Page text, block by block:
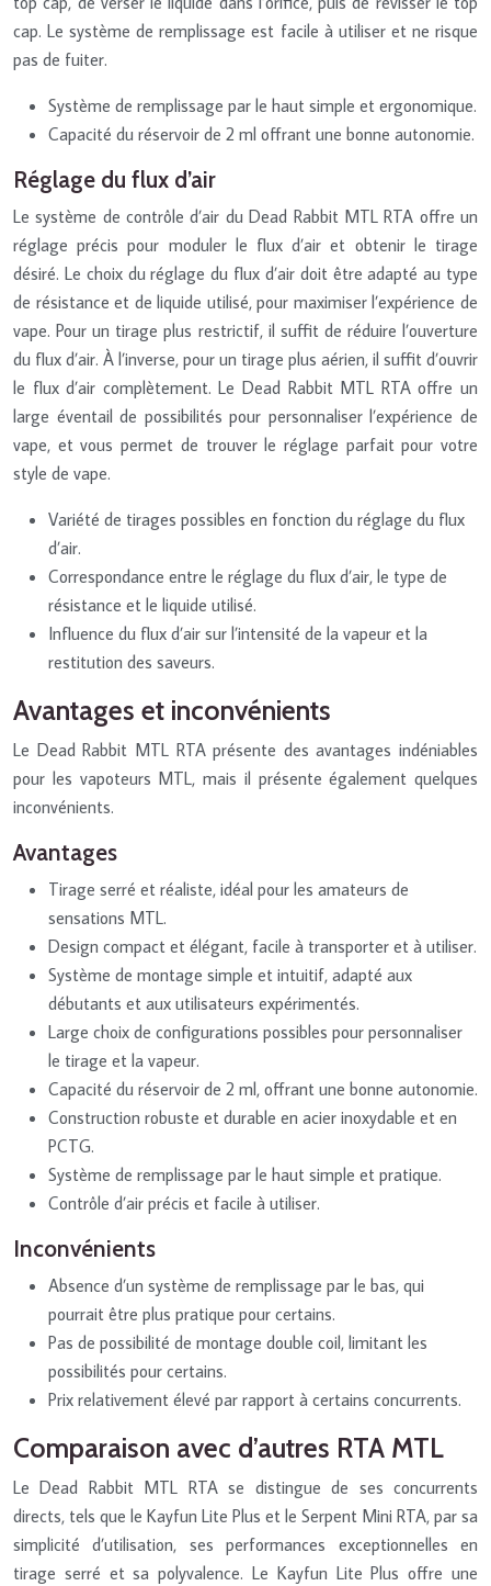
cap. Le système de remplissage est facile à utiliser et ne risque
pas de fuiter.
Système de remplissage par le haut simple et ergonomique.
Capacité du réservoir de 2 ml offrant une bonne autonomie.
Réglage du flux d’air
Le système de contrôle d’air du Dead Rabbit MTL RTA offre un
réglage précis pour moduler le flux d’air et obtenir le tirage
désiré. Le choix du réglage du flux d’air doit être adapté au type
de résistance et de liquide utilisé, pour maximiser l’expérience de
vape. Pour un tirage plus restrictif, il suffit de réduire l’ouverture
du flux d’air. À l’inverse, pour un tirage plus aérien, il suffit d’ouvrir
le flux d’air complètement. Le Dead Rabbit MTL RTA offre un
large éventail de possibilités pour personnaliser l’expérience de
vape, et vous permet de trouver le réglage parfait pour votre
style de vape.
Variété de tirages possibles en fonction du réglage du flux
d’air.
Correspondance entre le réglage du flux d’air, le type de
résistance et le liquide utilisé.
Influence du flux d’air sur l’intensité de la vapeur et la
restitution des saveurs.
Avantages et inconvénients
Le Dead Rabbit MTL RTA présente des avantages indéniables
pour les vapoteurs MTL, mais il présente également quelques
inconvénients.
Avantages
Tirage serré et réaliste, idéal pour les amateurs de
sensations MTL.
Design compact et élégant, facile à transporter et à utiliser.
Système de montage simple et intuitif, adapté aux
débutants et aux utilisateurs expérimentés.
Large choix de configurations possibles pour personnaliser
le tirage et la vapeur.
Capacité du réservoir de 2 ml, offrant une bonne autonomie.
Construction robuste et durable en acier inoxydable et en
PCTG.
Système de remplissage par le haut simple et pratique.
Contrôle d’air précis et facile à utiliser.
Inconvénients
Absence d’un système de remplissage par le bas, qui
pourrait être plus pratique pour certains.
Pas de possibilité de montage double coil, limitant les
possibilités pour certains.
Prix relativement élevé par rapport à certains concurrents.
Comparaison avec d’autres RTA MTL
Le Dead Rabbit MTL RTA se distingue de ses concurrents
directs, tels que le Kayfun Lite Plus et le Serpent Mini RTA, par sa
simplicité d’utilisation, ses performances exceptionnelles en
tirage serré et sa polyvalence. Le Kayfun Lite Plus offre une